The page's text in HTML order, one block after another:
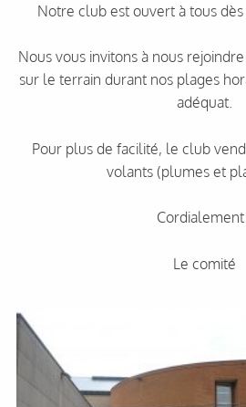
Notre club est ouvert à tous dès
Nous vous invitons à nous
sur le terrain durant nos plages
adéquat.
Pour plus de facilité, le club
volants (plumes et
Le comité